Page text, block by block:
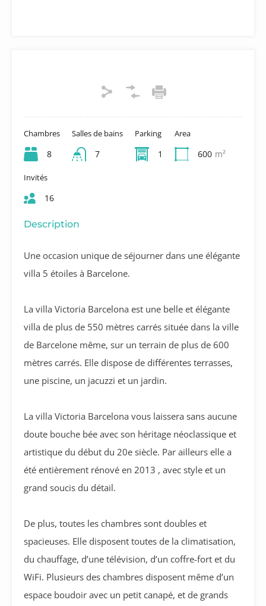
Chambres
8
Salles de bains
7
Parking
1
Area
600 m²
Invités
16
Description
Une occasion unique de séjourner dans une élégante
villa 5 étoiles à Barcelone.
La villa Victoria Barcelona est une belle et élégante
villa de plus de 550 mètres carrés située dans la ville
de Barcelone même, sur un terrain de plus de 600
mètres carrés. Elle dispose de différentes terrasses,
une piscine, un jacuzzi et un jardin.
La villa Victoria Barcelona vous laissera sans aucune
doute bouche bée avec son héritage néoclassique et
artistique du début du 20e siècle. Par ailleurs elle a
été entièrement rénové en 2013 , avec style et un
grand soucis du détail.
De plus, toutes les chambres sont doubles et
spacieuses. Elle disposent toutes de la climatisation,
du chauffage, d’une télévision, d’un coffre-fort et du
WiFi. Plusieurs des chambres disposent même d’un
espace boudoir avec un petit canapé, et de grands